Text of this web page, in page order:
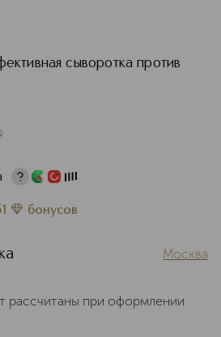
сыворотка против
бонусов
Москва
рассчитаны при оформлении